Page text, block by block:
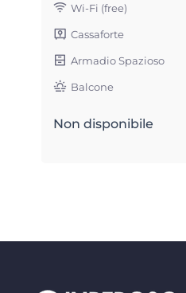
Wi-Fi (free)
Cassaforte
Armadio Spazioso
Balcone
Non disponibile